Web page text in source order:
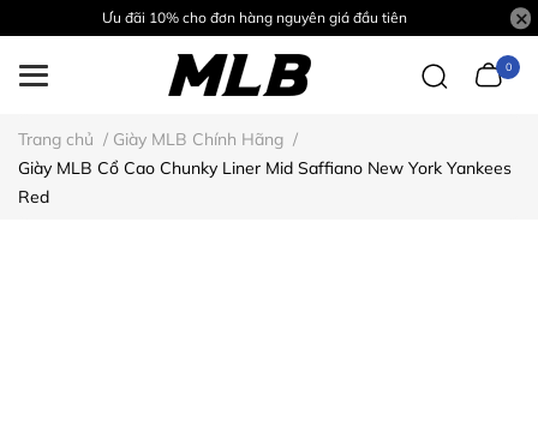
Ưu đãi 10% cho đơn hàng nguyên giá đầu tiên
0
Trang chủ / Giày MLB Chính Hãng /
Giày MLB Cổ Cao Chunky Liner Mid Saffiano New York Yankees
Red